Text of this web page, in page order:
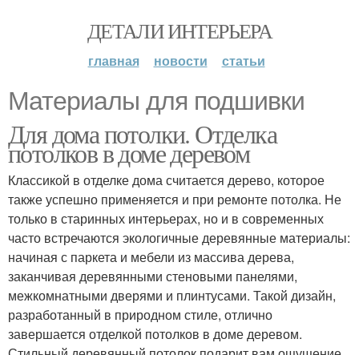
ДЕТАЛИ ИНТЕРЬЕРА
главная новости статьи
Материалы для подшивки
Для дома потолки. Отделка
потолков в доме деревом
Классикой в отделке дома считается дерево, которое
также успешно применяется и при ремонте потолка. Не
только в старинных интерьерах, но и в современных
часто встречаются экологичные деревянные материалы:
начиная с паркета и мебели из массива дерева,
заканчивая деревянными стеновыми панелями,
межкомнатными дверями и плинтусами. Такой дизайн,
разработанный в природном стиле, отлично
завершается отделкой потолков в доме деревом.